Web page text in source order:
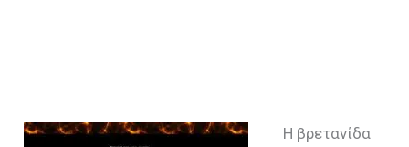
H βρετανίδα